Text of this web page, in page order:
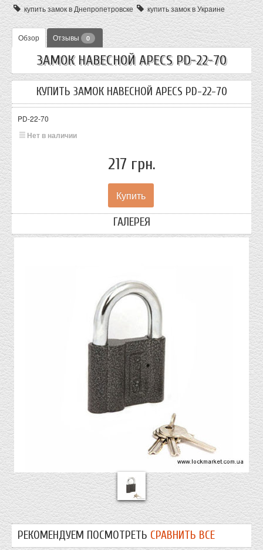
купить замок в Днепропетровске
купить замок в Украине
Обзор Отзывы 0
ЗАМОК НАВЕСНОЙ APECS PD-22-70
КУПИТЬ ЗАМОК НАВЕСНОЙ APECS PD-22-70
PD-22-70
Нет в наличии
217 грн.
ГАЛЕРЕЯ
РЕКОМЕНДУЕМ ПОСМОТРЕТЬ СРАВНИТЬ ВСЕ